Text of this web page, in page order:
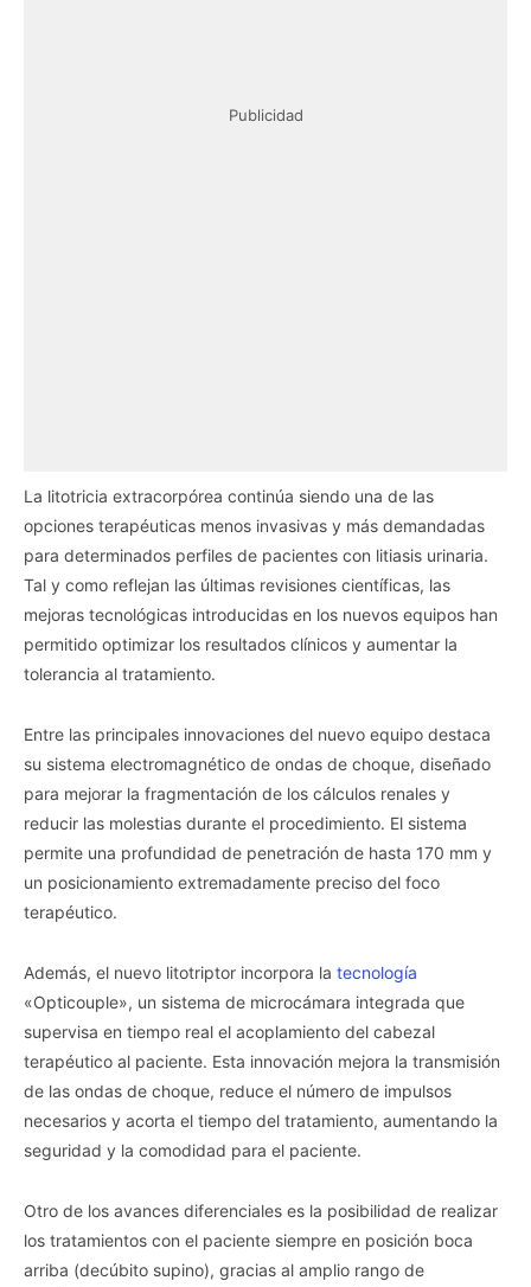
Publicidad
La litotricia extracorpórea continúa siendo una de las
opciones terapéuticas menos invasivas y más demandadas
para determinados perfiles de pacientes con litiasis urinaria.
Tal y como reflejan las últimas revisiones científicas, las
mejoras tecnológicas introducidas en los nuevos equipos han
permitido optimizar los resultados clínicos y aumentar la
tolerancia al tratamiento.
Entre las principales innovaciones del nuevo equipo destaca
su sistema electromagnético de ondas de choque, diseñado
para mejorar la fragmentación de los cálculos renales y
reducir las molestias durante el procedimiento. El sistema
permite una profundidad de penetración de hasta 170 mm y
un posicionamiento extremadamente preciso del foco
terapéutico.
Además, el nuevo litotriptor incorpora la tecnología
«Opticouple», un sistema de microcámara integrada que
supervisa en tiempo real el acoplamiento del cabezal
terapéutico al paciente. Esta innovación mejora la transmisión
de las ondas de choque, reduce el número de impulsos
necesarios y acorta el tiempo del tratamiento, aumentando la
seguridad y la comodidad para el paciente.
Otro de los avances diferenciales es la posibilidad de realizar
los tratamientos con el paciente siempre en posición boca
arriba (decúbito supino), gracias al amplio rango de